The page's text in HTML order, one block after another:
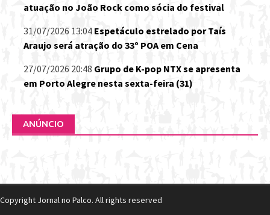
atuação no João Rock como sócia do festival
31/07/2026 13:04 Espetáculo estrelado por Taís
Araujo será atração do 33º POA em Cena
27/07/2026 20:48 Grupo de K-pop NTX se apresenta
em Porto Alegre nesta sexta-feira (31)
ANÚNCIO
Copyright Jornal no Palco. All rights reserved